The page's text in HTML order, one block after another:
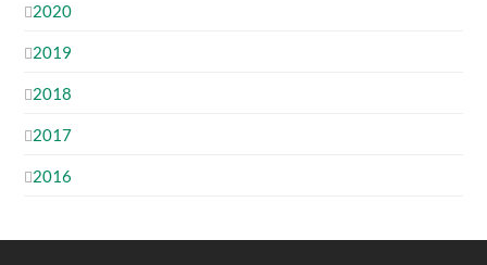
2020
2019
2018
2017
2016